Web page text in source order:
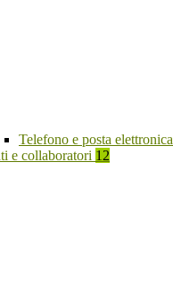
Telefono e posta elettronica
e collaboratori 12